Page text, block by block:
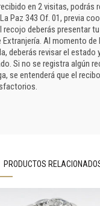
en 2 visitas, podrás
Paz 343 Of. 01, previa
deberás presentar
Extranjería. Al momento
deberás revisar el estado
Si no se registra algún
se entenderá que el
PRODUCTOS